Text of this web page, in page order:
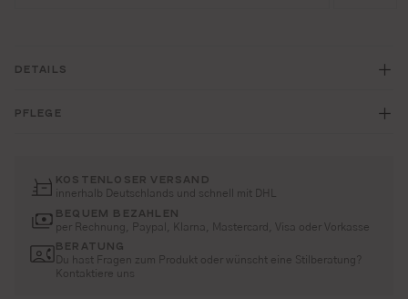
DETAILS
PFLEGE
KOSTENLOSER VERSAND
innerhalb Deutschlands und schnell mit DHL
BEQUEM BEZAHLEN
per Rechnung, Paypal, Klarna, Mastercard, Visa oder Vorkasse
BERATUNG
Du hast Fragen zum Produkt oder wünscht eine Stilberatung?
Kontaktiere uns